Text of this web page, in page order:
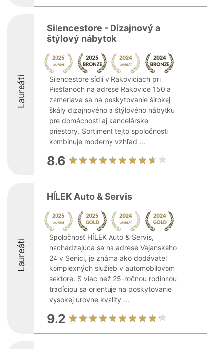
Laureáti
Silencestore - Dizajnový a
štýlový nábytok
Silencestore sídli v Rakoviciach pri
Piešťanoch na adrese Rakovice 150 a
zameriava sa na poskytovanie širokej
škály dizajnového a štýlového nábytku
pre domácnosti aj kancelárske
priestory. Sortiment tejto spoločnosti
kombinuje moderný vzhľad ...
8.6
Laureáti
HÍLEK Auto & Servis
Spoločnosť HÍLEK Auto & Servis,
nachádzajúca sa na adrese Vajanského
24 v Senici, je známa ako dodávateľ
komplexných služieb v automobilovom
sektore. S viac než 25-ročnou rodinnou
tradíciou sa orientuje na poskytovanie
vysokej úrovne kvality ...
9.2